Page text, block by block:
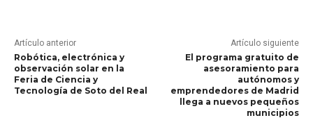
Artículo anterior
Robótica, electrónica y
observación solar en la
Feria de Ciencia y
Tecnología de Soto del Real
Artículo siguiente
El programa gratuito de
asesoramiento para
autónomos y
emprendedores de Madrid
llega a nuevos pequeños
municipios